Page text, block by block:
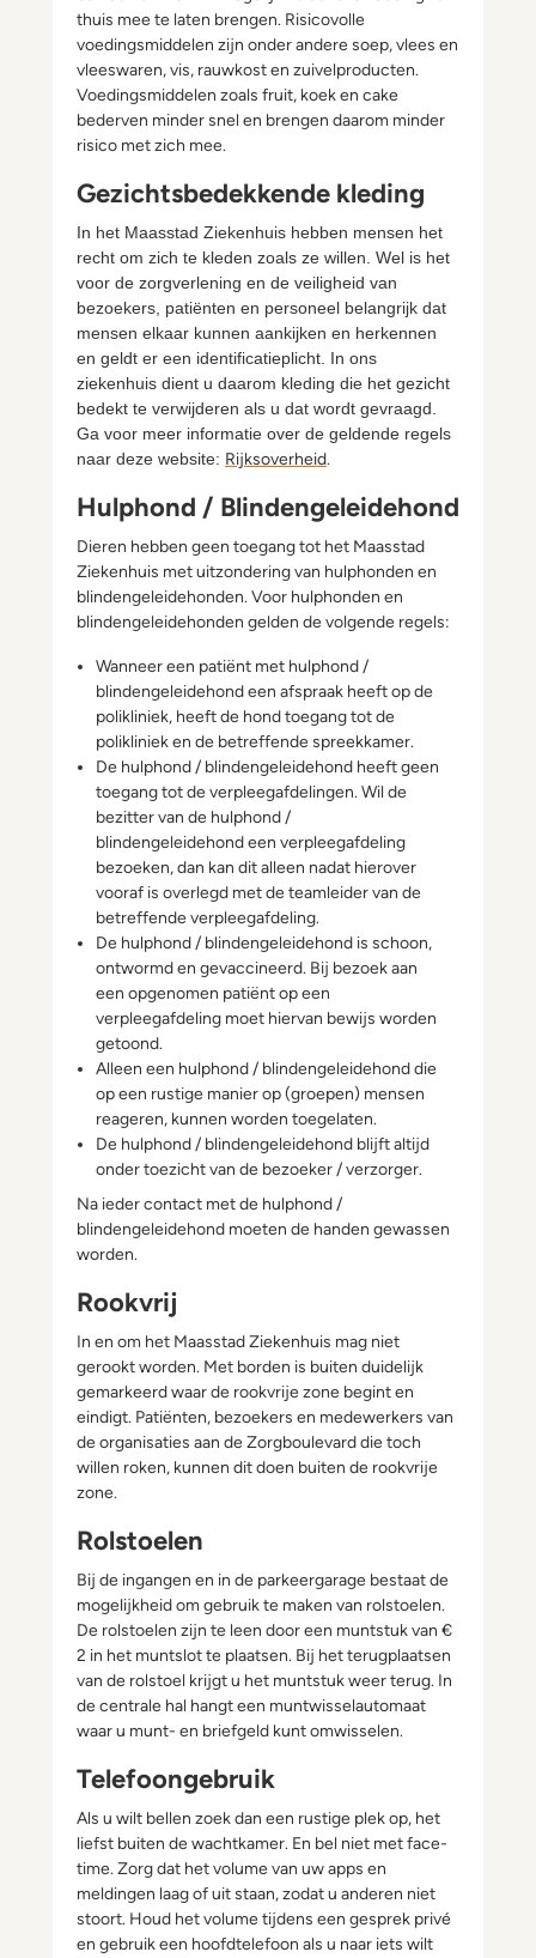
thuis mee te laten brengen. Risicovolle
voedingsmiddelen zijn onder andere soep, vlees en
vleeswaren, vis, rauwkost en zuivelproducten.
Voedingsmiddelen zoals fruit, koek en cake
bederven minder snel en brengen daarom minder
risico met zich mee.
Gezichtsbedekkende kleding
In het Maasstad Ziekenhuis hebben mensen het
recht om zich te kleden zoals ze willen. Wel is het
voor de zorgverlening en de veiligheid van
bezoekers, patiënten en personeel belangrijk dat
mensen elkaar kunnen aankijken en herkennen
en geldt er een identificatieplicht. In ons
ziekenhuis dient u daarom kleding die het gezicht
bedekt te verwijderen als u dat wordt gevraagd.
Ga voor meer informatie over de geldende regels
naar deze website: Rijksoverheid.
Hulphond / Blindengeleidehond
Dieren hebben geen toegang tot het Maasstad
Ziekenhuis met uitzondering van hulphonden en
blindengeleidehonden. Voor hulphonden en
blindengeleidehonden gelden de volgende regels:
Wanneer een patiënt met hulphond /
blindengeleidehond een afspraak heeft op de
polikliniek, heeft de hond toegang tot de
polikliniek en de betreffende spreekkamer.
De hulphond / blindengeleidehond heeft geen
toegang tot de verpleegafdelingen. Wil de
bezitter van de hulphond /
blindengeleidehond een verpleegafdeling
bezoeken, dan kan dit alleen nadat hierover
vooraf is overlegd met de teamleider van de
betreffende verpleegafdeling.
De hulphond / blindengeleidehond is schoon,
ontwormd en gevaccineerd. Bij bezoek aan
een opgenomen patiënt op een
verpleegafdeling moet hiervan bewijs worden
getoond.
Alleen een hulphond / blindengeleidehond die
op een rustige manier op (groepen) mensen
reageren, kunnen worden toegelaten.
De hulphond / blindengeleidehond blijft altijd
onder toezicht van de bezoeker / verzorger.
Na ieder contact met de hulphond /
blindengeleidehond moeten de handen gewassen
worden.
Rookvrij
In en om het Maasstad Ziekenhuis mag niet
gerookt worden. Met borden is buiten duidelijk
gemarkeerd waar de rookvrije zone begint en
eindigt. Patiënten, bezoekers en medewerkers van
de organisaties aan de Zorgboulevard die toch
willen roken, kunnen dit doen buiten de rookvrije
zone.
Rolstoelen
Bij de ingangen en in de parkeergarage bestaat de
mogelijkheid om gebruik te maken van rolstoelen.
De rolstoelen zijn te leen door een muntstuk van €
2 in het muntslot te plaatsen. Bij het terugplaatsen
van de rolstoel krijgt u het muntstuk weer terug. In
de centrale hal hangt een muntwisselautomaat
waar u munt- en briefgeld kunt omwisselen.
Telefoongebruik
Als u wilt bellen zoek dan een rustige plek op, het
liefst buiten de wachtkamer. En bel niet met face-
time. Zorg dat het volume van uw apps en
meldingen laag of uit staan, zodat u anderen niet
stoort. Houd het volume tijdens een gesprek privé
en gebruik een hoofdtelefoon als u naar iets wilt